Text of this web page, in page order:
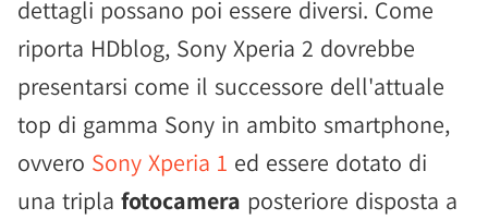
dettagli possano poi essere diversi. Come
riporta HDblog, Sony Xperia 2 dovrebbe
presentarsi come il successore dell'attuale
top di gamma Sony in ambito smartphone,
ovvero Sony Xperia 1 ed essere dotato di
una tripla fotocamera posteriore disposta a